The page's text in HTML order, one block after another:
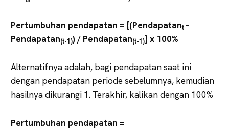
Pertumbuhan pendapatan = {(Pendapatant –
Pendapatan(t-1)) / Pendapatan(t-1)} x 100%
Alternatifnya adalah, bagi pendapatan saat ini
dengan pendapatan periode sebelumnya, kemudian
hasilnya dikurangi 1. Terakhir, kalikan dengan 100%
Pertumbuhan pendapatan =